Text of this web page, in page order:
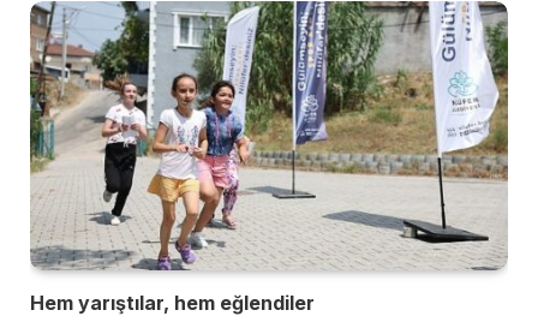
Hem yarıştılar, hem eğlendiler